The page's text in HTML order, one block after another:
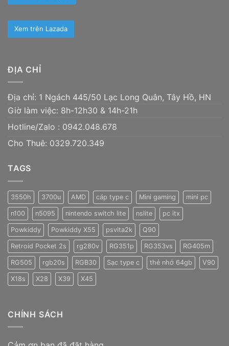
Xem trên Lazada
ĐỊA CHỈ
Địa chỉ: 1 Ngách 445/50 Lạc Long Quân, Tây Hồ, HN
Giờ làm việc: 8h-12h30 & 14h-21h
Hotline/Zalo : 0942.048.678
Cho Thuê: 0329.720.349
TAGS
3550h 3700u AMD cáp type c Mini gaming mini pc
n100 n5095 nintendo switch lite nslite pc itx
Powkiddy Powkiddy X55 psvita2k Q90
Retroid Pocket 2s rg280v RG351p RG353vs RG405m
RG505 rgb20s RGB30 Sạc type c thẻ nhớ 64gb V90
X18s X28 X39 X45
CHÍNH SÁCH